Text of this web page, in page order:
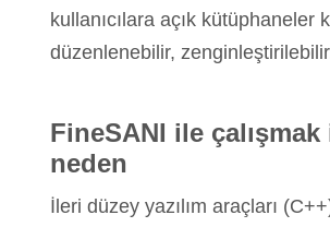
kullanıcılara açık kütüphaneler
düzenlenebilir,
FineSANI ile
neden
İleri düzey yazılım araçları